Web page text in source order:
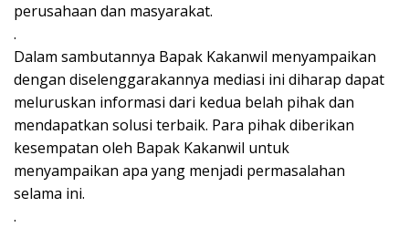
perusahaan dan masyarakat.
.
Dalam sambutannya Bapak Kakanwil menyampaikan
dengan diselenggarakannya mediasi ini diharap dapat
meluruskan informasi dari kedua belah pihak dan
mendapatkan solusi terbaik. Para pihak diberikan
kesempatan oleh Bapak Kakanwil untuk
menyampaikan apa yang menjadi permasalahan
selama ini.
.